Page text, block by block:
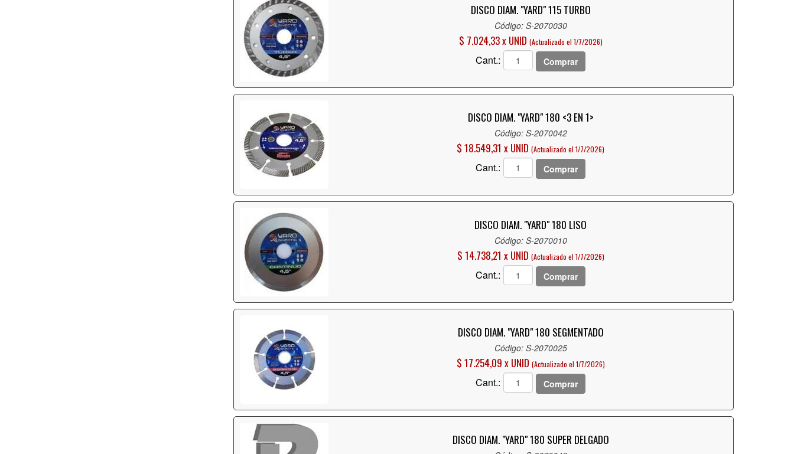
DISCO DIAM. "YARD" 115 TURBO
Código: S-2070030
$ 7.024,33 x UNID (Actualizado el 1/7/2026)
Cant.: Comprar
DISCO DIAM. "YARD" 180 <3 EN 1>
Código: S-2070042
$ 18.549,31 x UNID (Actualizado el 1/7/2026)
Cant.: Comprar
DISCO DIAM. "YARD" 180 LISO
Código: S-2070010
$ 14.738,21 x UNID (Actualizado el 1/7/2026)
Cant.: Comprar
DISCO DIAM. "YARD" 180 SEGMENTADO
Código: S-2070025
$ 17.254,09 x UNID (Actualizado el 1/7/2026)
Cant.: Comprar
DISCO DIAM. "YARD" 180 SUPER DELGADO